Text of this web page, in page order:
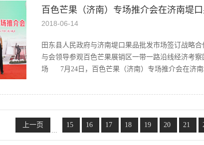
培训为契机，进一步了解税务知识，落实财务制度
保驾护航。
百色芒果（济南）专场推介会在济南堤
田东县人民政府与济南堤口果品批发市场签订战略
与会领导参观百色芒果展销区一带一路沿线经济考
场 7月24日，百色芒果（济南）专场推介会在济南
口集团董事长刘超华、济南堤口果品批发市场总经
相关领导对2018年百色芒果产业情况作了推介发言
做了表态发言。活动现场田东县人民政府与济南堤
2018-06-14
上一页
...
15 16 17 18 19 20 21